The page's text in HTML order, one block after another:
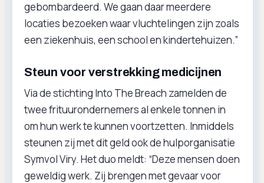
gebombardeerd. We gaan daar meerdere
locaties bezoeken waar vluchtelingen zijn zoals
een ziekenhuis, een school en kindertehuizen.”
Steun voor verstrekking medicijnen
Via de stichting Into The Breach zamelden de
twee frituurondernemers al enkele tonnen in
om hun werk te kunnen voortzetten. Inmiddels
steunen zij met dit geld ook de hulporganisatie
Symvol Viry. Het duo meldt: “Deze mensen doen
geweldig werk. Zij brengen met gevaar voor